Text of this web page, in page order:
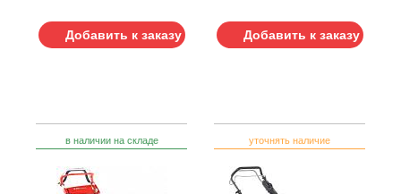
Добавить к заказу Добавить к заказу
в наличии на складе уточнять наличие